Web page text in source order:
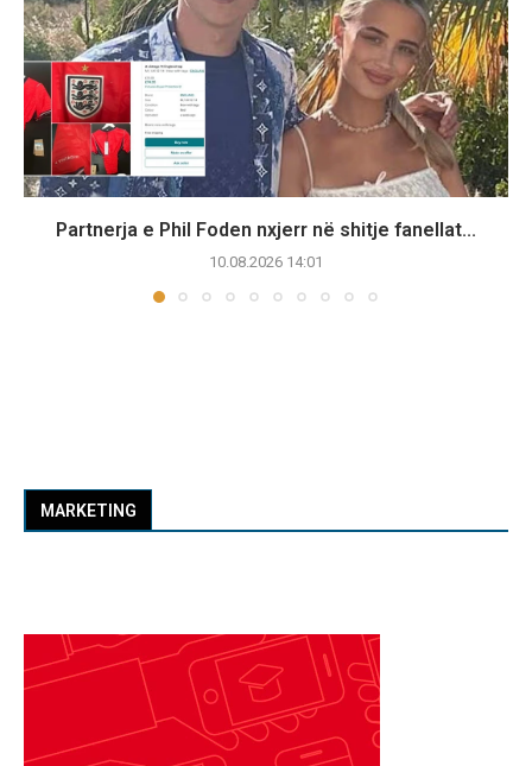
Partnerja e Phil Foden nxjerr në shitje fanellat...
10.08.2026 14:01
MARKETING